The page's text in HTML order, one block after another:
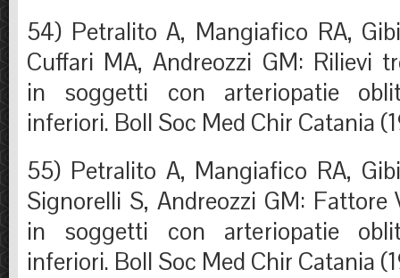
54) Petralito A, Mangiafico RA,
Cuffari MA, Andreozzi GM: Rilievi
in soggetti con arteriopatie
inferiori. Boll Soc Med Chir Catania
55) Petralito A, Mangiafico RA,
Signorelli S, Andreozzi GM: Fattore
in soggetti con arteriopatie
inferiori. Boll Soc Med Chir Catania